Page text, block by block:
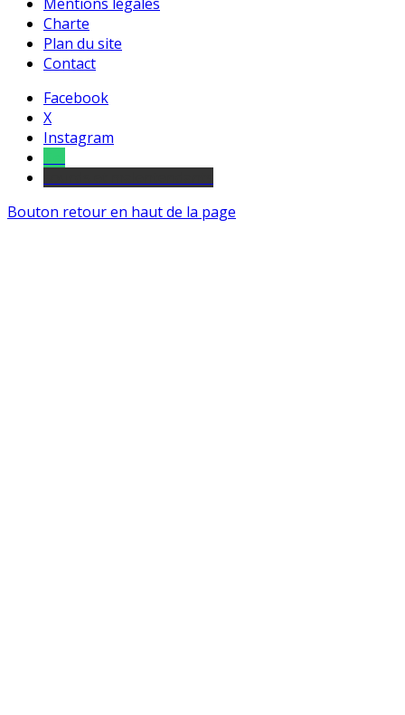
Charte
Plan du site
Contact
Facebook
X
Instagram
Bouton retour en haut de la page